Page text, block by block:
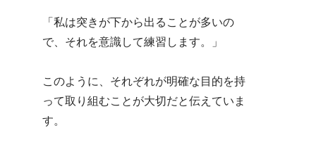
「私は突きが下から出ることが多いの
で、それを意識して練習します。」
このように、それぞれが明確な目的を持
って取り組むことが大切だと伝えていま
す。